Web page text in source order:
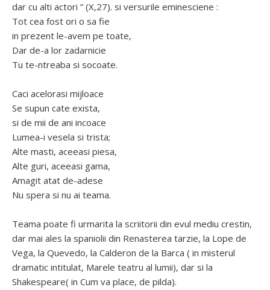
dar cu alti actori ” (X,27). si versurile eminesciene :
Tot cea fost ori o sa fie
in prezent le-avem pe toate,
Dar de-a lor zadarnicie
Tu te-ntreaba si socoate.
Caci acelorasi mijloace
Se supun cate exista,
si de mii de ani incoace
Lumea-i vesela si trista;
Alte masti, aceeasi piesa,
Alte guri, aceeasi gama,
Amagit atat de-adese
Nu spera si nu ai teama.
Teama poate fi urmarita la scriitorii din evul mediu crestin,
dar mai ales la spaniolii din Renasterea tarzie, la Lope de
Vega, la Quevedo, la Calderon de la Barca ( in misterul
dramatic intitulat, Marele teatru al lumii), dar si la
Shakespeare( in Cum va place, de pilda).